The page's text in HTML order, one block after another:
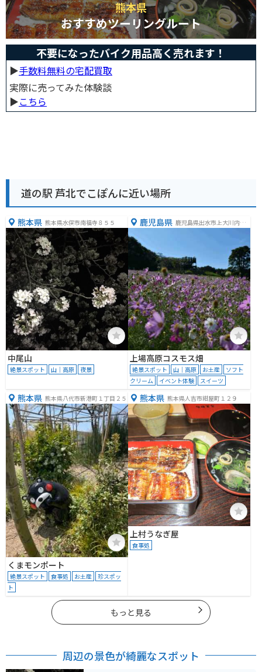
熊本県
おすすめツーリングルート
不要になったバイク用品高く売れます！
▶︎手数料無料の宅配買取
実際に売ってみた体験談
▶︎こちら
道の駅 芦北でこぽんに近い場所
熊本県 熊本県水俣市南福寺８５５
中尾山
絶景スポット 山｜高原 夜景
鹿児島県 鹿児島県出水市上大川内２
上場高原コスモス畑
絶景スポット 山｜高原 お土産
ソフト
クリーム
イベント体験 スイーツ
熊本県 熊本県八代市新港町１丁目２５
くまモンポート
絶景スポット 食事処 お土産
珍スポッ
ト
熊本県 熊本県人吉市紺屋町１２９
上村うなぎ屋
食事処
もっと見る
周辺の景色が綺麗なスポット